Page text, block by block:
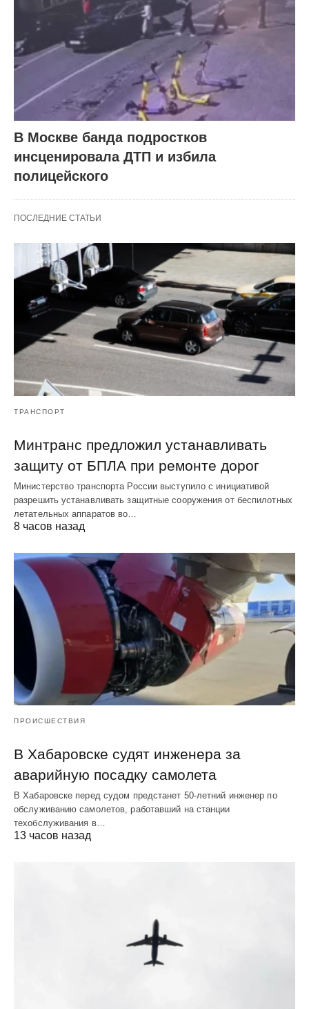
В Москве банда подростков
инсценировала ДТП и избила
полицейского
ПОСЛЕДНИЕ СТАТЬИ
ТРАНСПОРТ
Минтранс предложил устанавливать
защиту от БПЛА при ремонте дорог
Министерство транспорта России выступило с инициативой
разрешить устанавливать защитные сооружения от беспилотных
летательных аппаратов во…
8 часов назад
ПРОИСШЕСТВИЯ
В Хабаровске судят инженера за
аварийную посадку самолета
В Хабаровске перед судом предстанет 50-летний инженер по
обслуживанию самолетов, работавший на станции
техобслуживания в…
13 часов назад